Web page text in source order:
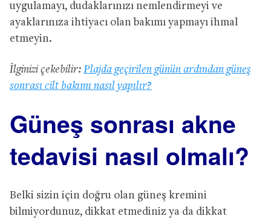
uygulamayı, dudaklarınızı nemlendirmeyi ve
ayaklarınıza ihtiyacı olan bakımı yapmayı ihmal
etmeyin.
İlginizi çekebilir: Plajda geçirilen günün ardından güneş
sonrası cilt bakımı nasıl yapılır?
Güneş sonrası akne
tedavisi nasıl olmalı?
Belki sizin için doğru olan güneş kremini
bilmiyordunuz, dikkat etmediniz ya da dikkat